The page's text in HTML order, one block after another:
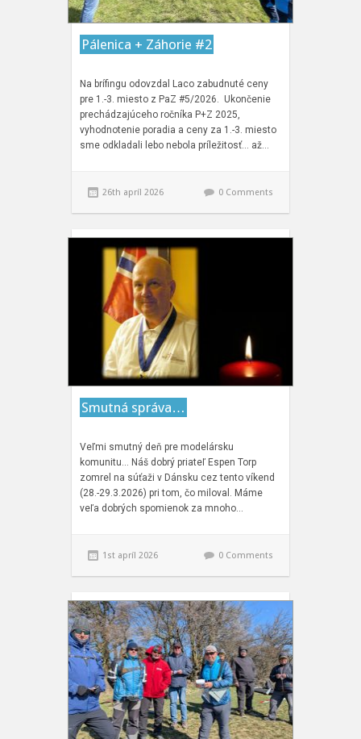
Pálenica + Záhorie #2
Na brífingu odovzdal Laco zabudnuté ceny
pre 1.-3. miesto z PaZ #5/2026. Ukončenie
prechádzajúceho ročníka P+Z 2025,
vyhodnotenie poradia a ceny za 1.-3. miesto
sme odkladali lebo nebola príležitosť… až…
26th apríl 2026 0 Comments
Smutná správa…
Veľmi smutný deň pre modelársku
komunitu… Náš dobrý priateľ Espen Torp
zomrel na súťaži v Dánsku cez tento víkend
(28.-29.3.2026) pri tom, čo miloval. Máme
veľa dobrých spomienok za mnoho…
1st apríl 2026 0 Comments